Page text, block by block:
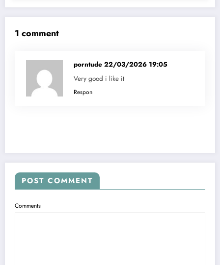
1 comment
porntude 22/03/2026 19:05
Very good i like it
Respon
POST COMMENT
Comments